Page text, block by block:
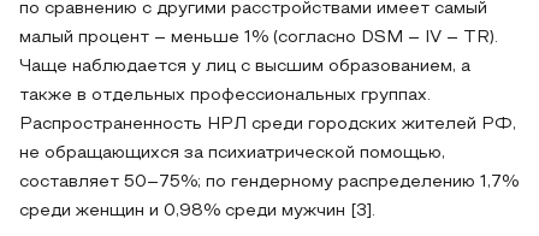
по сравнению с другими расстройствами имеет самый
малый процент – меньше 1% (согласно DSM – IV – TR).
Чаще наблюдается у лиц с высшим образованием, а
также в отдельных профессиональных группах.
Распространенность НРЛ среди городских жителей РФ,
не обращающихся за психиатрической помощью,
составляет 50–75%; по гендерному распределению 1,7%
среди женщин и 0,98% среди мужчин [3].